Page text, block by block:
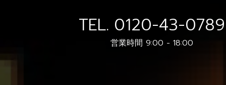
TEL. 0120-43-0789
営業時間 9:00 - 18:00